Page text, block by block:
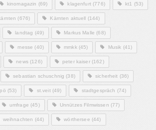
kinomagazin (69) klagenfurt(776) kt1 (53)
(676) Kärnten aktuell (144)
landtag (49) Markus Malle (68)
messe (40) mmkk(45) Musik (41)
news(126) peter kaiser(162)
sebastian schuschnig (38) sicherheit (36)
(53) st.veit(49) stadtgespräch (74)
umfrage (45) Unnützes Filmwissen (77)
weihnachten (44) wörthersee (44)